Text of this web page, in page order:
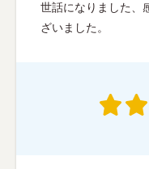
世話になりました、
ざいました。